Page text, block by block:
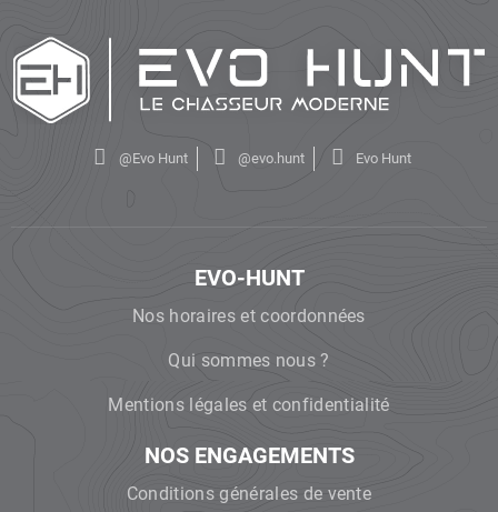
@Evo Hunt @evo.hunt Evo Hunt
EVO-HUNT
Nos horaires et coordonnées
Qui sommes nous ?
Mentions légales et confidentialité
NOS ENGAGEMENTS
Conditions générales de vente